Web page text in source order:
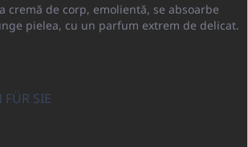
cremă de corp, emolientă, se absoarbe
pielea, cu un parfum extrem de delicat.
SIE